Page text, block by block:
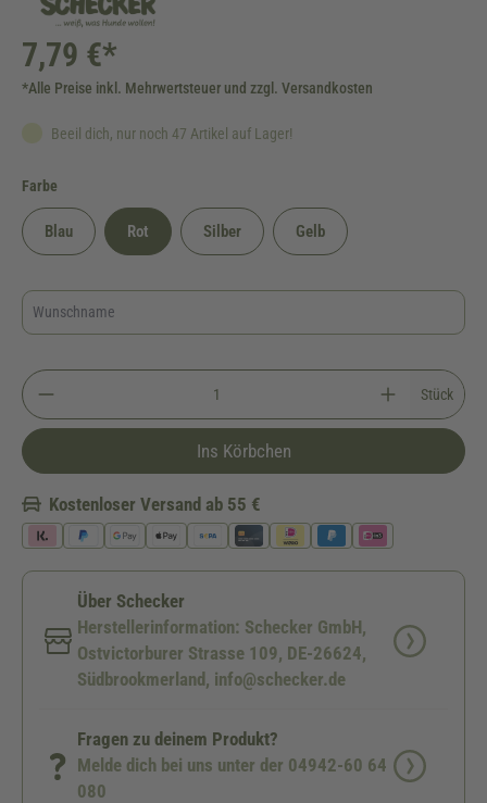
7,79 €*
*Alle Preise inkl. Mehrwertsteuer und zzgl. Versandkosten
Beeil dich, nur noch 47 Artikel auf Lager!
Farbe
Blau Rot Silber Gelb
Stück
Ins Körbchen
Kostenloser Versand ab 55 €
Über Schecker
Herstellerinformation: Schecker GmbH,
Ostvictorburer Strasse 109, DE-26624,
Südbrookmerland, info@schecker.de
Fragen zu deinem Produkt?
Melde dich bei uns unter der 04942-60 64
080